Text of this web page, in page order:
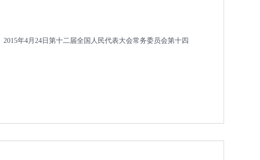
年4月24日第十二届全国人民代表大会常务委员会第十四